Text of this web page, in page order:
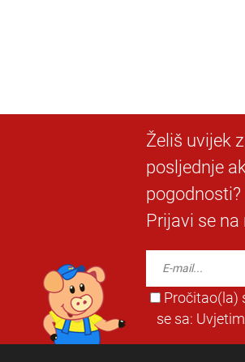
Želiš uvijek
posljednje
pogodnosti?
Prijavi se
Pročitao(la)
se sa: